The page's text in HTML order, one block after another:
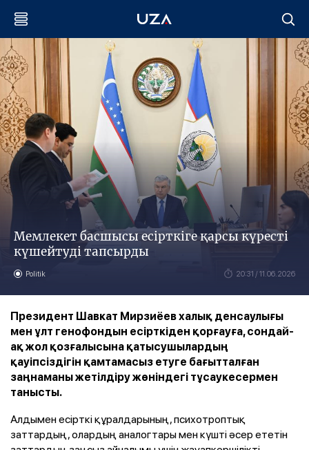
Мемлекет басшысы есірткіге қарсы күресті
күшейтуді тапсырды
Politik 20:31 / 11.06.2026
Президент Шавкат Мирзиёев халық денсаулығы
мен ұлт генофондын есірткіден қорғауға, сондай-
ақ жол қозғалысына қатысушылардың
қауіпсіздігін қамтамасыз етуге бағытталған
заңнаманы жетілдіру жөніндегі тұсаукесермен
танысты.
Алдымен есірткі құралдарының, психотроптық
заттардың, олардың аналогтары мен күшті әсер ететін